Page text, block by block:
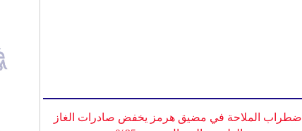
اضطراب الملاحة في مضيق هرمز يخفض صادرات الغاز